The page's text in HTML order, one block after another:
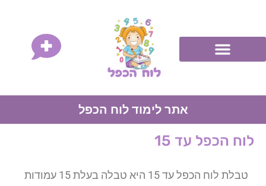
אתר לימוד לוח הכפל
לוח הכפל עד 15
טבלת לוח הכפל עד 15 היא טבלה בעלת 15 עמודות